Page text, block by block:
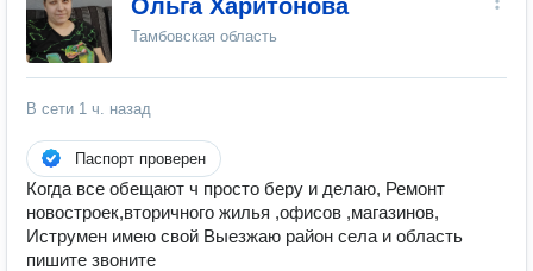
Ольга Харитонова
Тамбовская область
В сети 1 ч. назад
Паспорт проверен
Когда все обещают ч просто беру и делаю, Ремонт
новостроек,вторичного жилья ,офисов ,магазинов,
Иструмен имею свой Выезжаю район села и область
пишите звоните